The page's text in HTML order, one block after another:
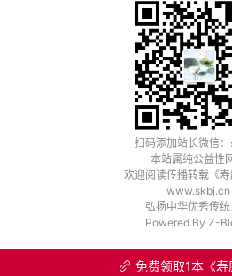
扫码添加站长微信
本站属纯公益性
欢迎阅读传播转载《
www.skbj.cn
弘扬中华优秀传
Powered By Z-
󦒱 免费领取1本《寿